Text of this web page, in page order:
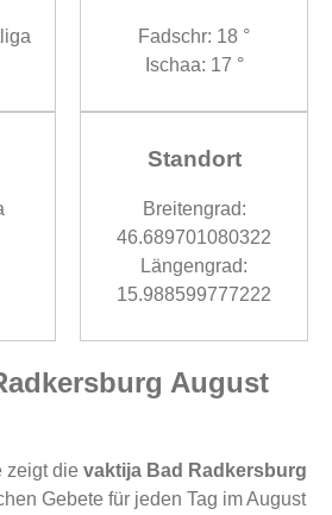
Fadschr: 18 °
Ischaa: 17 °
Standort
Breitengrad:
46.689701080322
Längengrad:
15.988599777222
August
zeigt die vaktija Bad Radkersburg
Gebete für jeden Tag im August